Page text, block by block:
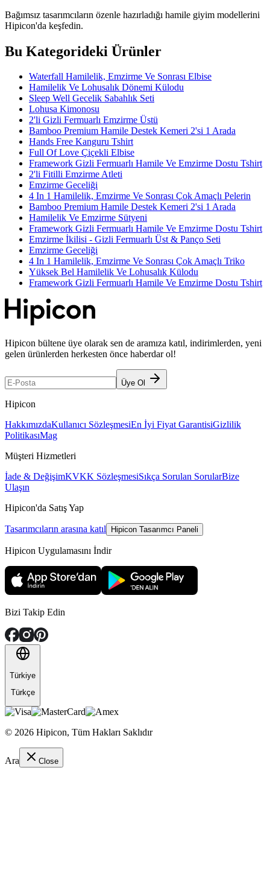
Bağımsız tasarımcıların özenle hazırladığı hamile giyim modellerini
Hipicon'da keşfedin.
Bu Kategorideki Ürünler
Waterfall Hamilelik, Emzirme Ve Sonrası Elbise
Hamilelik Ve Lohusalık Dönemi Külodu
Sleep Well Gecelik Sabahlık Seti
Lohusa Kimonosu
2'li Gizli Fermuarlı Emzirme Üstü
Bamboo Premium Hamile Destek Kemeri 2'si 1 Arada
Hands Free Kanguru Tshirt
Full Of Love Çiçekli Elbise
Framework Gizli Fermuarlı Hamile Ve Emzirme Dostu Tshirt
2'li Fitilli Emzirme Atleti
Emzirme Geceliği
4 In 1 Hamilelik, Emzirme Ve Sonrası Çok Amaçlı Pelerin
Bamboo Premium Hamile Destek Kemeri 2'si 1 Arada
Hamilelik Ve Emzirme Sütyeni
Framework Gizli Fermuarlı Hamile Ve Emzirme Dostu Tshirt
Emzirme İkilisi - Gizli Fermuarlı Üst & Panço Seti
Emzirme Geceliği
4 In 1 Hamilelik, Emzirme Ve Sonrası Çok Amaçlı Triko
Yüksek Bel Hamilelik Ve Lohusalık Külodu
Framework Gizli Fermuarlı Hamile Ve Emzirme Dostu Tshirt
Hipicon bültene üye olarak sen de aramıza katıl, indirimlerden, yeni
gelen ürünlerden herkesten önce haberdar ol!
Üye Ol
Hipicon
HakkımızdaKullanıcı SözleşmesiEn İyi Fiyat GarantisiGizlilik
PolitikasıMag
Müşteri Hizmetleri
İade & DeğişimKVKK SözleşmesiSıkça Sorulan SorularBize
Ulaşın
Hipicon'da Satış Yap
Tasarımcıların arasına katıl Hipicon Tasarımcı Paneli
Hipicon Uygulamasını İndir
Bizi Takip Edin
Türkiye
Türkçe
© 2026 Hipicon, Tüm Hakları Saklıdır
Ara Close